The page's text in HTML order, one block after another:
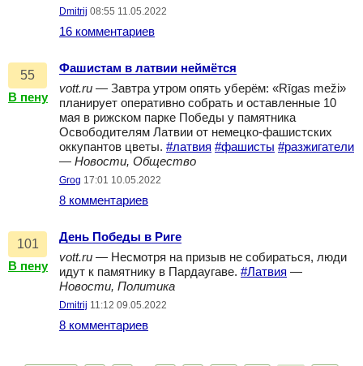
Dmitrij 08:55 11.05.2022
16 комментариев
55
В пену
Фашистам в латвии неймётся
vott.ru — Завтра утром опять уберём: «Rīgas meži»
планирует оперативно собрать и оставленные 10
мая в рижском парке Победы у памятника
Освободителям Латвии от немецко-фашистских
оккупантов цветы. #латвия #фашисты #разжигатели
— Новости, Общество
Grog 17:01 10.05.2022
8 комментариев
101
В пену
День Победы в Риге
vott.ru — Несмотря на призыв не собираться, люди
идут к памятнику в Пардаугаве. #Латвия —
Новости, Политика
Dmitrij 11:12 09.05.2022
8 комментариев